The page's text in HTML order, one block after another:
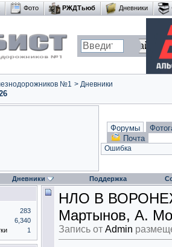
Фото РЖДТьюб Дневники
№1 > Дневники
Форумы
Почта
Ошибка
Дневники Поддержка
НЛО В
Мартынов, А.
Запись от Admin
283
6,340
1